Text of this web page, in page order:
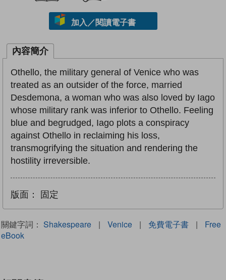
加入／閱讀電子書
內容簡介
Othello, the military general of Venice who was
treated as an outsider of the force, married
Desdemona, a woman who was also loved by Iago
whose military rank was inferior to Othello. Feeling
blue and begrudged, Iago plots a conspiracy
against Othello in reclaiming his loss,
transmogrifying the situation and rendering the
hostility irreversible.
版面： 固定
關鍵字詞： Shakespeare | Venice | 免費電子書 |
Free
eBook